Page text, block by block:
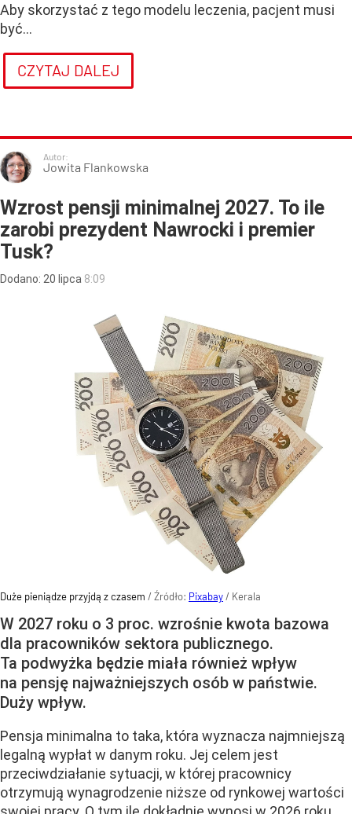
Aby skorzystać z tego modelu leczenia, pacjent musi
być...
CZYTAJ DALEJ
Autor:
Jowita Flankowska
Wzrost pensji minimalnej 2027. To ile
zarobi prezydent Nawrocki i premier
Tusk?
Dodano: 20 lipca 8:09
Duże pieniądze przyjdą z czasem / Źródło: Pixabay/ Kerala
W 2027 roku o 3 proc. wzrośnie kwota bazowa
dla pracowników sektora publicznego.
Ta podwyżka będzie miała również wpływ
na pensję najważniejszych osób w państwie.
Duży wpływ.
Pensja minimalna to taka, która wyznacza najmniejszą
legalną wypłat w danym roku. Jej celem jest
przeciwdziałanie sytuacji, w której pracownicy
otrzymują wynagrodzenie niższe od rynkowej wartości